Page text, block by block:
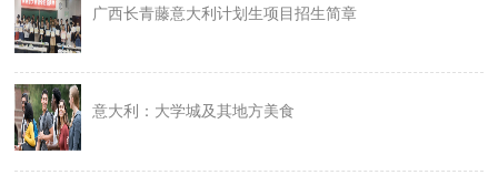
广西长青藤意大利计划生项目招生简章
意大利：大学城及其地方美食